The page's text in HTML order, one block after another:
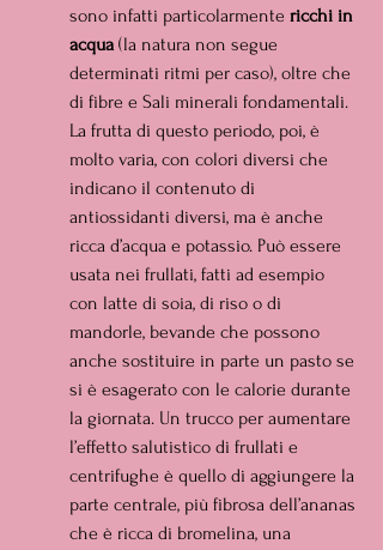
sono infatti particolarmente ricchi in
acqua (la natura non segue
determinati ritmi per caso), oltre che
di fibre e Sali minerali fondamentali.
La frutta di questo periodo, poi, è
molto varia, con colori diversi che
indicano il contenuto di
antiossidanti diversi, ma è anche
ricca d’acqua e potassio. Può essere
usata nei frullati, fatti ad esempio
con latte di soia, di riso o di
mandorle, bevande che possono
anche sostituire in parte un pasto se
si è esagerato con le calorie durante
la giornata. Un trucco per aumentare
l’effetto salutistico di frullati e
centrifughe è quello di aggiungere la
parte centrale, più fibrosa dell’ananas
che è ricca di bromelina, una